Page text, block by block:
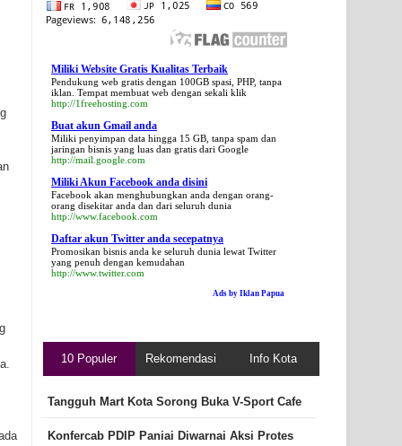
Miliki Website Gratis Kualitas Terbaik
Pendukung web gratis dengan 100GB spasi, PHP, tanpa
iklan. Tempat membuat web dengan sekali klik
http://1freehosting.com
Buat akun Gmail anda
Miliki penyimpan data hingga 15 GB, tanpa spam dan
jaringan bisnis yang luas dan gratis dari Google
http://mail.google.com
Miliki Akun Facebook anda disini
Facebook akan menghubungkan anda dengan orang-
orang disekitar anda dan dari seluruh dunia
http://www.facebook.com
Daftar akun Twitter anda secepatnya
Promosikan bisnis anda ke seluruh dunia lewat Twitter
yang penuh dengan kemudahan
http://www.twitter.com
Ads by Iklan Papua
10 Populer Rekomendasi Info Kota
Tangguh Mart Kota Sorong Buka V-Sport Cafe
Konfercab PDIP Paniai Diwarnai Aksi Protes